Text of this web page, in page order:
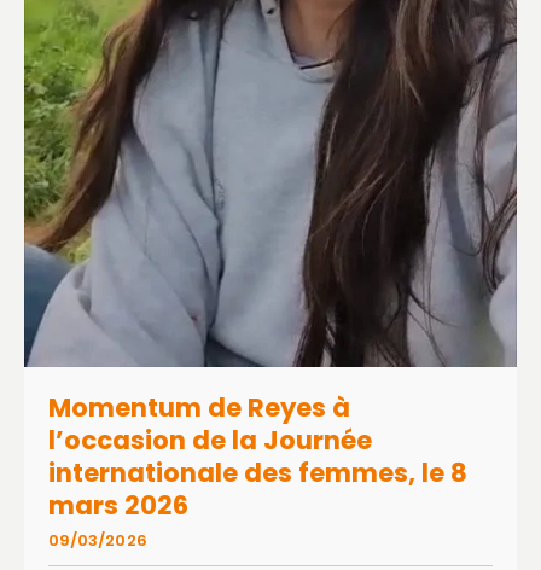
Momentum de Reyes à
l’occasion de la Journée
internationale des femmes, le 8
mars 2026
09/03/2026